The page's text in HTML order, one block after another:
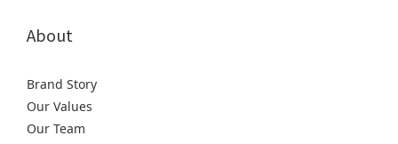
About
Brand Story
Our Values
Our Team